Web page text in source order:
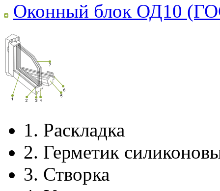
Оконный блок ОД10
1. Раскладка
2. Герметик
3. Створка